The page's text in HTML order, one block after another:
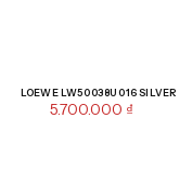
LOEWE LW50038U 016 SILVER
5.700.000 ₫